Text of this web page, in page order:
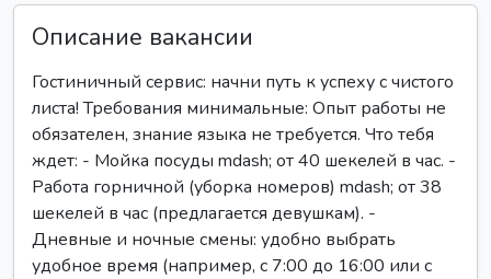
Описание вакансии
Гостиничный сервис: начни путь к успеху с чистого
листа! Требования минимальные: Опыт работы не
обязателен, знание языка не требуется. Что тебя
ждет: - Мойка посуды mdash; от 40 шекелей в час. -
Работа горничной (уборка номеров) mdash; от 38
шекелей в час (предлагается девушкам). -
Дневные и ночные смены: удобно выбрать
удобное время (например, с 7:00 до 16:00 или с